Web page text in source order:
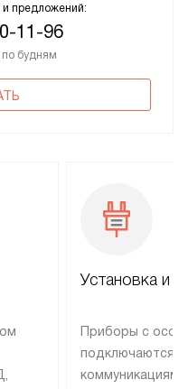
и предложений:
11-96
по будням
Установка и
Приборы с
подключаются к
коммуникациям